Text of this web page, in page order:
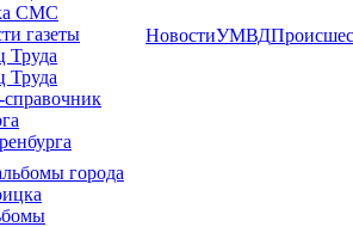
СМС
Труда
НовостиУМВД